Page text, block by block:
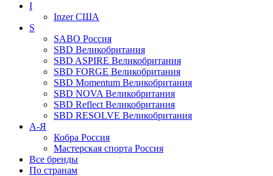
I
InzerСША
S
SABO Россия
SBD Великобритания
SBD ASPIRE Великобритания
SBD FORGE Великобритания
SBD Momentum Великобритания
SBD NOVA Великобритания
SBD Reflect Великобритания
SBD RESOLVE Великобритания
А-Я
Кобра Россия
Мастерская спорта Россия
Все бренды
По странам